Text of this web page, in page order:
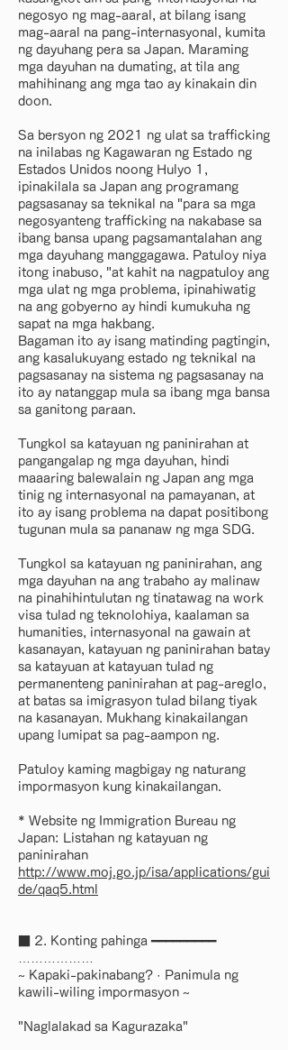
negosyo ng mag-aaral, at bilang isang
mag-aaral na pang-internasyonal, kumita
ng dayuhang pera sa Japan. Maraming
mga dayuhan na dumating, at tila ang
mahihinang ang mga tao ay kinakain din
doon.
Sa bersyon ng 2021 ng ulat sa trafficking
na inilabas ng Kagawaran ng Estado ng
Estados Unidos noong Hulyo 1,
ipinakilala sa Japan ang programang
pagsasanay sa teknikal na "para sa mga
negosyanteng trafficking na nakabase sa
ibang bansa upang pagsamantalahan ang
mga dayuhang manggagawa. Patuloy niya
itong inabuso, "at kahit na nagpatuloy ang
mga ulat ng mga problema, ipinahiwatig
na ang gobyerno ay hindi kumukuha ng
sapat na mga hakbang.
Bagaman ito ay isang matinding pagtingin,
ang kasalukuyang estado ng teknikal na
pagsasanay na sistema ng pagsasanay na
ito ay natanggap mula sa ibang mga bansa
sa ganitong paraan.
Tungkol sa katayuan ng paninirahan at
pangangalap ng mga dayuhan, hindi
maaaring balewalain ng Japan ang mga
tinig ng internasyonal na pamayanan, at
ito ay isang problema na dapat positibong
tugunan mula sa pananaw ng mga SDG.
Tungkol sa katayuan ng paninirahan, ang
mga dayuhan na ang trabaho ay malinaw
na pinahihintulutan ng tinatawag na work
visa tulad ng teknolohiya, kaalaman sa
humanities, internasyonal na gawain at
kasanayan, katayuan ng paninirahan batay
sa katayuan at katayuan tulad ng
permanenteng paninirahan at pag-areglo,
at batas sa imigrasyon tulad bilang tiyak
na kasanayan. Mukhang kinakailangan
upang lumipat sa pag-aampon ng.
Patuloy kaming magbigay ng naturang
impormasyon kung kinakailangan.
* Website ng Immigration Bureau ng
Japan: Listahan ng katayuan ng
paninirahan
http://www.moj.go.jp/isa/applications/gui
de/qaq5.html
■ 2. Konting pahinga ━━━━━━━━━
~ Kapaki-pakinabang? · Panimula ng
kawili-wiling impormasyon ~
"Naglalakad sa Kagurazaka"